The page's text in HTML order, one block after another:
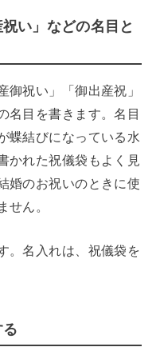
い」などの名目と
御祝い」「御出産祝」
名目を書きます。名目
蝶結びになっている水
かれた祝儀袋もよく見
婚のお祝いのときに使
せん。
。名入れは、祝儀袋を